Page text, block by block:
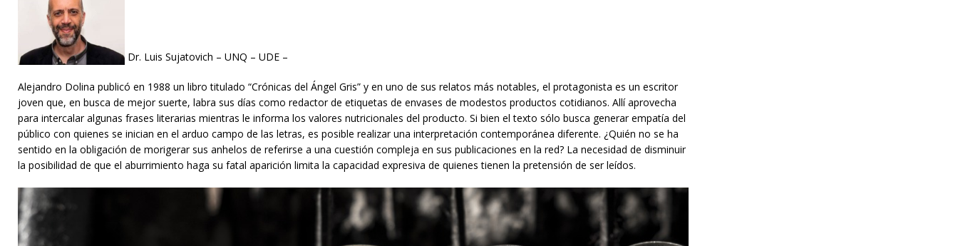
Dr. Luis Sujatovich – UNQ – UDE –
Alejandro Dolina publicó en 1988 un libro titulado “Crónicas del Ángel Gris” y en uno de sus relatos más notables, el protagonista es un escritor
joven que, en busca de mejor suerte, labra sus días como redactor de etiquetas de envases de modestos productos cotidianos. Allí aprovecha
para intercalar algunas frases literarias mientras le informa los valores nutricionales del producto. Si bien el texto sólo busca generar empatía del
público con quienes se inician en el arduo campo de las letras, es posible realizar una interpretación contemporánea diferente. ¿Quién no se ha
sentido en la obligación de morigerar sus anhelos de referirse a una cuestión compleja en sus publicaciones en la red? La necesidad de disminuir
la posibilidad de que el aburrimiento haga su fatal aparición limita la capacidad expresiva de quienes tienen la pretensión de ser leídos.